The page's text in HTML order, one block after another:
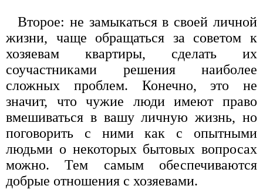
Второе: не замыкаться в своей личной
жизни, чаще обращаться за советом к
хозяевам квартиры, сделать их
соучастниками решения наиболее
сложных проблем. Конечно, это не
значит, что чужие люди имеют право
вмешиваться в вашу личную жизнь, но
поговорить с ними как с опытными
людьми о некоторых бытовых вопросах
можно. Тем самым обеспечиваются
добрые отношения с хозяевами.